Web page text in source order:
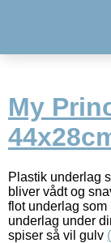
My
Plastik underlag
bliver vådt og
flot underlag
underlag under
spiser så vil gulv